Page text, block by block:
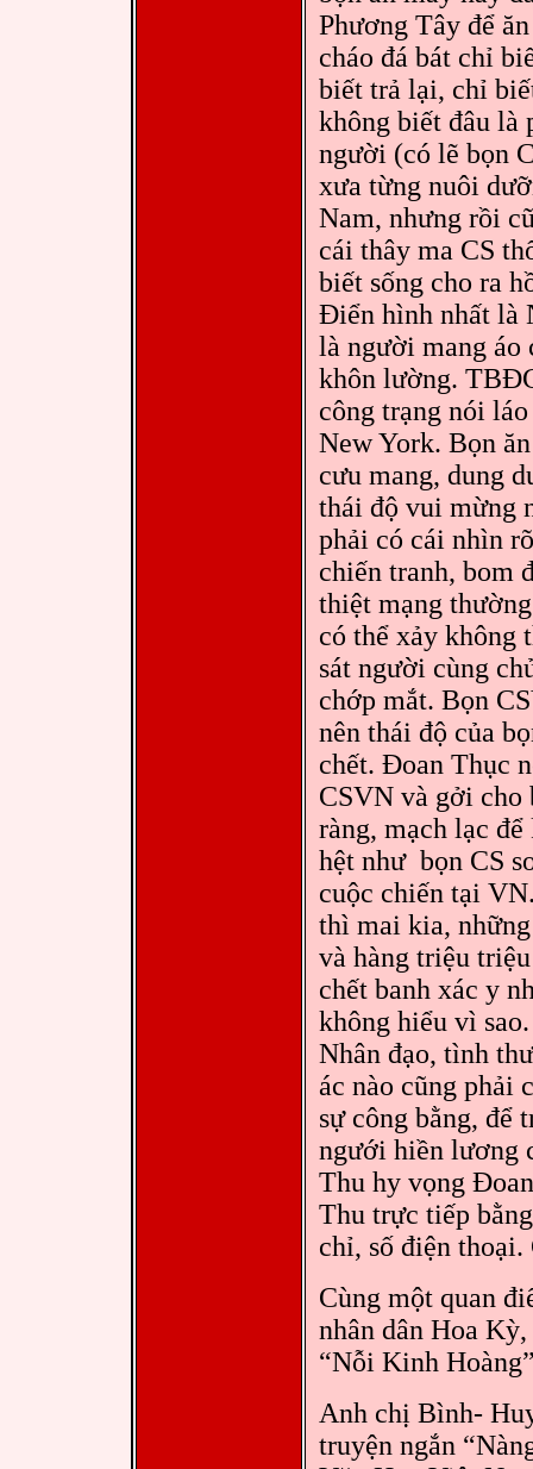
Phương Tây để
cháo đá bát chỉ
biết trả lại, chỉ
không biết đâu là
người (có lẽ bọn
xưa từng nuôi
Nam, nhưng rồi
cái thây ma CS
biết sống cho ra
Điển hình nhất là
là người mang áo
khôn lường.
công trạng nói
New York. Bọn
cưu mang, dung
thái độ vui mừng
phải có cái nhìn
chiến tranh, bom
thiệt mạng
có thể xảy không
sát người cùng
chớp mắt. Bọn
nên thái độ của
chết. Đoan Thục
CSVN và gởi cho
ràng, mạch lạc
hệt như bọn CS
cuộc chiến tại
thì mai kia,
và hàng triệu
chết banh xác y
không hiểu vì
Nhân đạo, tình
ác nào cũng phải
sự công bằng, để
ngưới hiền lương
Thu hy vọng
Thu trực tiếp
chỉ, số điện
Cùng một quan
nhân dân Hoa
“Nỗi Kinh
Anh chị Bình-
truyện ngắn